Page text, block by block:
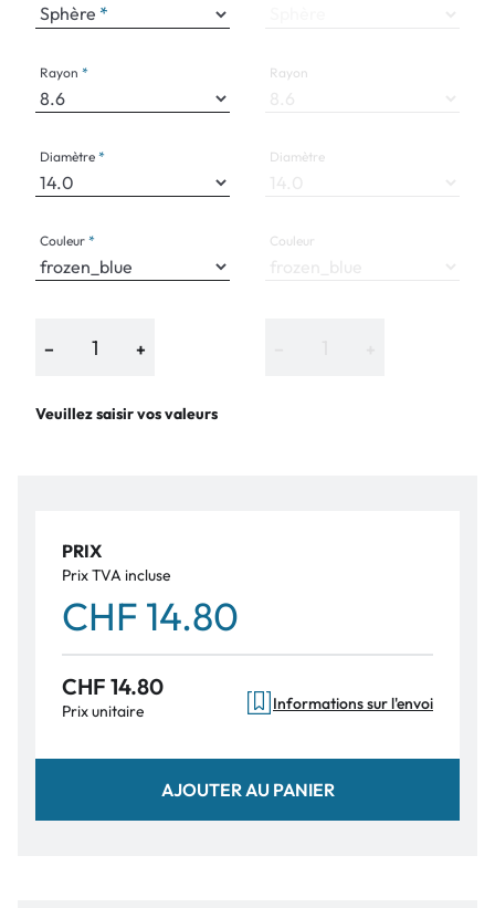
Sphère
Rayon
Diamètre
Couleur
− +
Veuillez saisir vos valeurs
Rayon
Diamètre
Couleur
PRIX
Prix TVA incluse
CHF 14.80
CHF 14.80
Prix unitaire Informations sur l'envoi
AJOUTER AU PANIER